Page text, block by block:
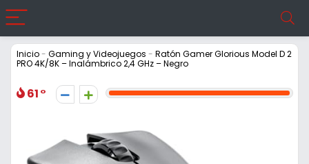
Inicio- Gaming y Videojuegos - Ratón Gamer Glorious Model D 2
PRO 4K/8K – Inalámbrico 2,4 GHz – Negro
61